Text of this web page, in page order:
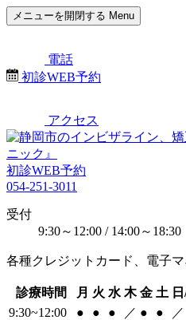
メニューを開閉する Menu
電話
初診WEB予約
アクセス
初診WEB予約
054-251-3011
受付
9:30～12:00 / 14:00～18:30
各種クレジットカード、電子
診療時間 月 火 水 木 金 土
9:30~12:00
● ● ● ／ ● ●
／